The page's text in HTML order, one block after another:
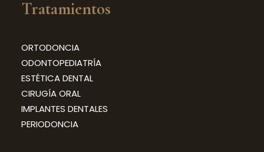
Tratamientos
ORTODONCIA
ODONTOPEDIATRÍA
ESTÉTICA DENTAL
CIRUGÍA ORAL
IMPLANTES DENTALES
PERIODONCIA